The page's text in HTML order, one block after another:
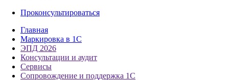
Проконсультироваться
Главная
Маркировка в 1С
ЭПД 2026
Консультации и аудит
Сервисы
Сопровождение и поддержка 1С